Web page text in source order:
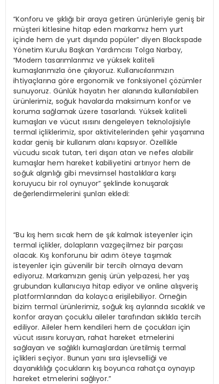
“Konforu ve şıklığı bir araya getiren ürünleriyle geniş bir
müşteri kitlesine hitap eden markamız hem yurt
içinde hem de yurt dışında popüler” diyen Blackspade
Yönetim Kurulu Başkan Yardımcısı Tolga Narbay,
“Modern tasarımlarımız ve yüksek kaliteli
kumaşlarımızla öne çıkıyoruz. Kullanıcılarımızın
ihtiyaçlarına göre ergonomik ve fonksiyonel çözümler
sunuyoruz. Günlük hayatın her alanında kullanılabilen
ürünlerimiz, soğuk havalarda maksimum konfor ve
koruma sağlamak üzere tasarlandı. Yüksek kaliteli
kumaşları ve vücut ısısını dengeleyen teknolojisiyle
termal içliklerimiz, spor aktivitelerinden şehir yaşamına
kadar geniş bir kullanım alanı kapsıyor. Özellikle
vücudu sıcak tutan, teri dışarı atan ve nefes alabilir
kumaşlar hem hareket kabiliyetini artırıyor hem de
soğuk algınlığı gibi mevsimsel hastalıklara karşı
koruyucu bir rol oynuyor” şeklinde konuşarak
değerlendirmelerini şunları ekledi:
“Bu kış hem sıcak hem de şık kalmak isteyenler için
termal içlikler, dolapların vazgeçilmez bir parçası
olacak. Kış konforunu bir adım öteye taşımak
isteyenler için güvenilir bir tercih olmaya devam
ediyoruz. Markamızın geniş ürün yelpazesi, her yaş
grubundan kullanıcıya hitap ediyor ve online alışveriş
platformlarından da kolayca erişilebiliyor. Örneğin
bizim termal ürünlerimiz, soğuk kış aylarında sıcaklık ve
konfor arayan çocuklu aileler tarafından sıklıkla tercih
ediliyor. Aileler hem kendileri hem de çocukları için
vücut ısısını koruyan, rahat hareket etmelerini
sağlayan ve sağlıklı kumaşlardan üretilmiş termal
içlikleri seçiyor. Bunun yanı sıra işlevselliği ve
dayanıklılığı çocukların kış boyunca rahatça oynayıp
hareket etmelerini sağlıyor.”